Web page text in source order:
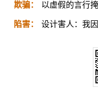
欺骗： 以虚假的言行
陷害： 设计害人：我